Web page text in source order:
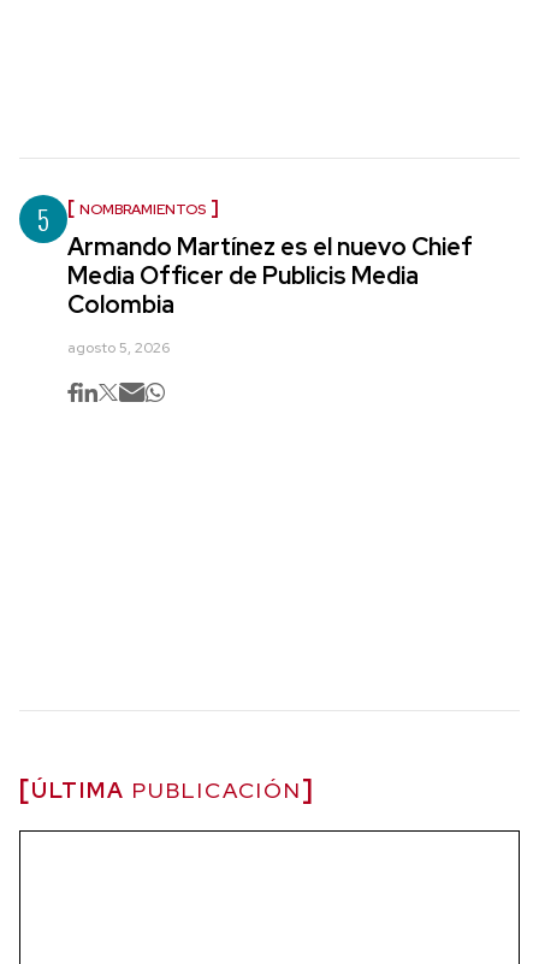
5 NOMBRAMIENTOS
Armando Martínez es el nuevo Chief
Media Officer de Publicis Media
Colombia
agosto 5, 2026
ÚLTIMA PUBLICACIÓN